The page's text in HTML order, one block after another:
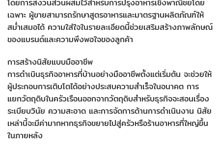
โดยการสงวนส่วนผสมไว้สำหรับการปรุงอาหารเชิงพาณิชย์โดย
เฉพาะ ผู้ขายสามารถรักษาสูตรอาหารและมาตรฐานผลิตภัณฑ์ให้
สม่ำเสมอได้ ความใส่ใจในรายละเอียดนี้ช่วยเสริมสร้างภาพลักษณ์
ของแบรนด์และความพึงพอใจของลูกค้า
การสร้างนิสัยแบบมืออาชีพ
การดำเนินธุรกิจอาหารที่บ้านอย่างมืออาชีพตั้งแต่เริ่มต้น จะช่วยให้
ผู้ประกอบการเติบโตได้อย่างประสบความสำเร็จในอนาคต การ
แยกวัตถุดิบในครัวเรือนออกจากวัตถุดิบสำหรับธุรกิจจะสอนเรื่อง
ระเบียบวินัย ความสะอาด และการจัดการด้านการดำเนินงาน นิสัย
เหล่านี้จะมีค่ามากหากธุรกิจขยายไปสู่ครัวหรือร้านอาหารที่ใหญ่ขึ้น
ในภายหลัง